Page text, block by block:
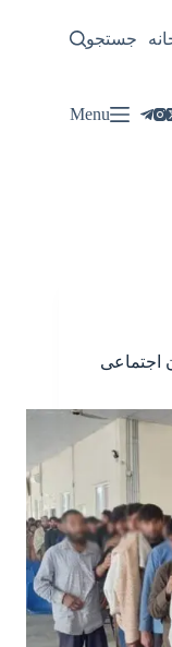
سیاسی
جستجو
Menu
اجتماعی